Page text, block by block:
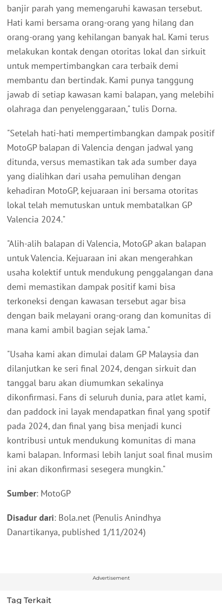
banjir parah yang memengaruhi kawasan tersebut.
Hati kami bersama orang-orang yang hilang dan
orang-orang yang kehilangan banyak hal. Kami terus
melakukan kontak dengan otoritas lokal dan sirkuit
untuk mempertimbangkan cara terbaik demi
membantu dan bertindak. Kami punya tanggung
jawab di setiap kawasan kami balapan, yang melebihi
olahraga dan penyelenggaraan," tulis Dorna.
"Setelah hati-hati mempertimbangkan dampak positif
MotoGP balapan di Valencia dengan jadwal yang
ditunda, versus memastikan tak ada sumber daya
yang dialihkan dari usaha pemulihan dengan
kehadiran MotoGP, kejuaraan ini bersama otoritas
lokal telah memutuskan untuk membatalkan GP
Valencia 2024."
"Alih-alih balapan di Valencia, MotoGP akan balapan
untuk Valencia. Kejuaraan ini akan mengerahkan
usaha kolektif untuk mendukung penggalangan dana
demi memastikan dampak positif kami bisa
terkoneksi dengan kawasan tersebut agar bisa
dengan baik melayani orang-orang dan komunitas di
mana kami ambil bagian sejak lama."
"Usaha kami akan dimulai dalam GP Malaysia dan
dilanjutkan ke seri final 2024, dengan sirkuit dan
tanggal baru akan diumumkan sekalinya
dikonfirmasi. Fans di seluruh dunia, para atlet kami,
dan paddock ini layak mendapatkan final yang spotif
pada 2024, dan final yang bisa menjadi kunci
kontribusi untuk mendukung komunitas di mana
kami balapan. Informasi lebih lanjut soal final musim
ini akan dikonfirmasi sesegera mungkin."
Sumber: MotoGP
Disadur dari: Bola.net (Penulis Anindhya
Danartikanya, published 1/11/2024)
Advertisement
Tag Terkait